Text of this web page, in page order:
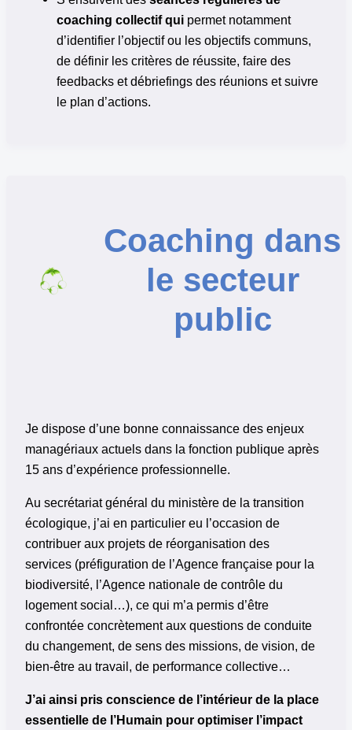
coaching collectif qui permet notamment
d’identifier l’objectif ou les objectifs communs,
de définir les critères de réussite, faire des
feedbacks et débriefings des réunions et suivre
le plan d’actions.
Coaching dans
le secteur
public
Je dispose d’une bonne connaissance des enjeux
managériaux actuels dans la fonction publique après
15 ans d’expérience professionnelle.
Au secrétariat général du ministère de la transition
écologique, j’ai en particulier eu l’occasion de
contribuer aux projets de réorganisation des
services (préfiguration de l’Agence française pour la
biodiversité, l’Agence nationale de contrôle du
logement social…), ce qui m’a permis d’être
confrontée concrètement aux questions de conduite
du changement, de sens des missions, de vision, de
bien-être au travail, de performance collective…
J’ai ainsi pris conscience de l’intérieur de la place
essentielle de l’Humain pour optimiser l’impact